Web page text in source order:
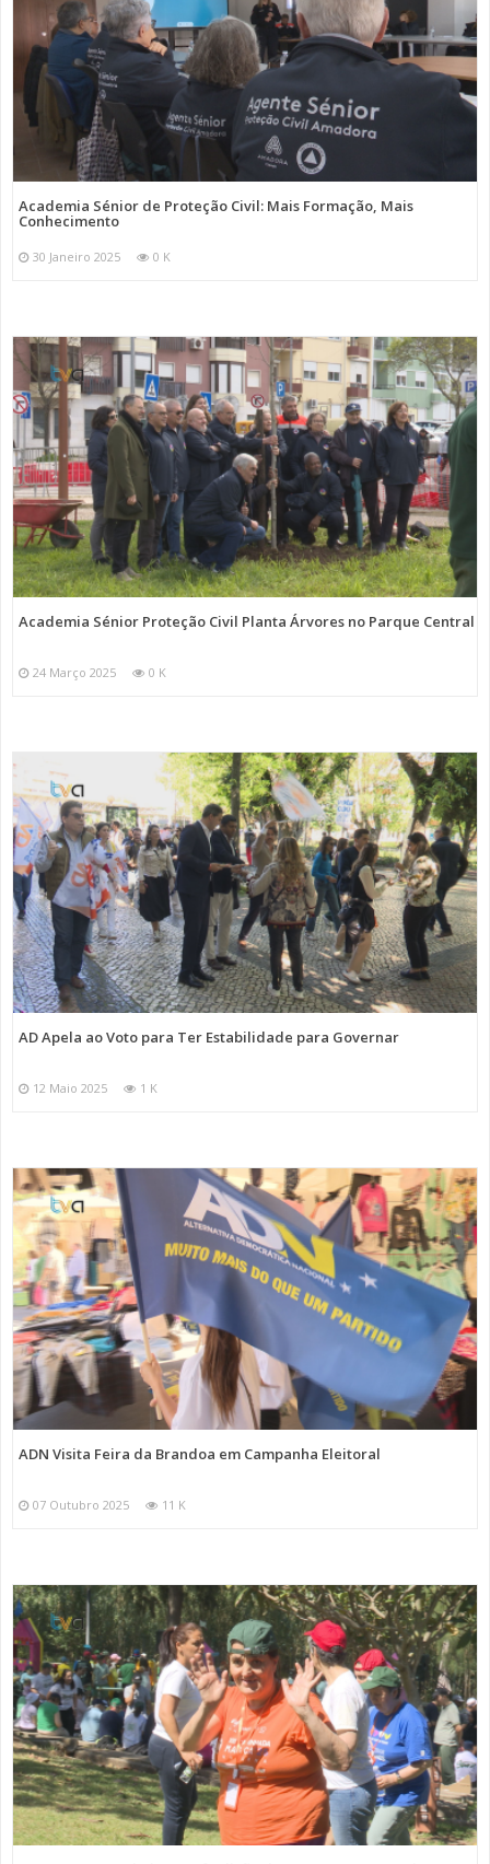
Academia Sénior de Proteção Civil: Mais Formação, Mais
Conhecimento
30 Janeiro 2025 0 K
Academia Sénior Proteção Civil Planta Árvores no Parque Central
24 Março 2025 0 K
AD Apela ao Voto para Ter Estabilidade para Governar
12 Maio 2025 1 K
ADN Visita Feira da Brandoa em Campanha Eleitoral
07 Outubro 2025 11 K